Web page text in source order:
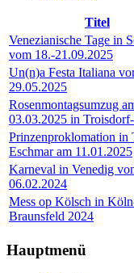
Titel
Venezianische Tage in
vom 18.-21.09.2025
Un(n)a Festa Italiana
29.05.2025
Rosenmontagsumzug
03.03.2025 in
Prinzenproklomation in
Eschmar am 11.01.2025
Karneval in Venedig
06.02.2024
Mess op Kölsch in
Braunsfeld 2024
Hauptmenü